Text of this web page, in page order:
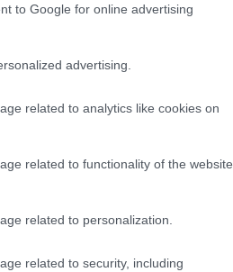
to Google for online advertising
advertising.
related to analytics like cookies on
related to functionality of the website
related to personalization.
related to security, including